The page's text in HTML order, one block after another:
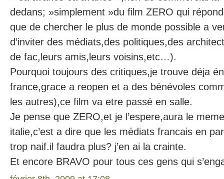
dedans; »simplement »du film ZERO qui
que de chercher le plus de monde possible a
d’inviter des médiats,des politiques,des
de fac,leurs amis,leurs voisins,etc…).
Pourquoi toujours des critiques,je trouve déja
france,grace a reopen et a des bénévoles
les autres),ce film va etre passé en salle.
Je pense que ZERO,et je l’espere,aura le
italie,c’est a dire que les médiats francais en
trop naif.il faudra plus? j’en ai la crainte.
Et encore BRAVO pour tous ces gens qui